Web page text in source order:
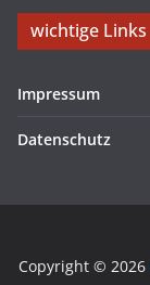
wichtige Links
Impressum
Datenschutz
Copyright © 2026